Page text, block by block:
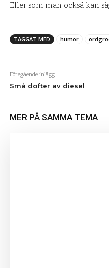
Eller som man också kan
TAGGAT MED humor
Föregående inlägg
Små dofter av diesel
MER PÅ SAMMA TEMA